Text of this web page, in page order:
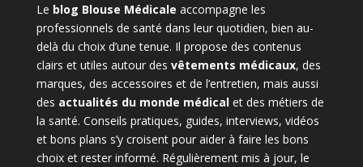
Le blog Blouse Médicale accompagne les
professionnels de santé dans leur quotidien, bien au-
delà du choix d’une tenue. Il propose des contenus
clairs et utiles autour des vêtements médicaux, des
marques, des accessoires et de l’entretien, mais aussi
des actualités du monde médicalet des métiers de
la santé. Conseils pratiques, guides, interviews, vidéos
et bons plans s’y croisent pour aider à faire les bons
choix et rester informé. Régulièrement mis à jour, le